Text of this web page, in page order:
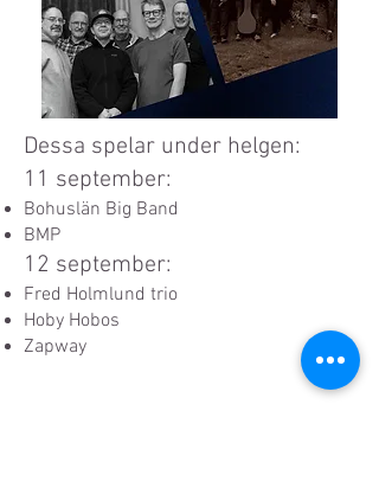
Dessa spelar under helgen:
11 september:
Bohuslän Big Band
BMP
12 september:
Fred Holmlund trio
Hoby Hobos
Zapway